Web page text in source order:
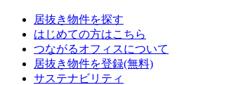
居抜き物件を探す
はじめての方はこちら
つながるオフィスについて
居抜き物件を登録(無料)
サステナビリティ